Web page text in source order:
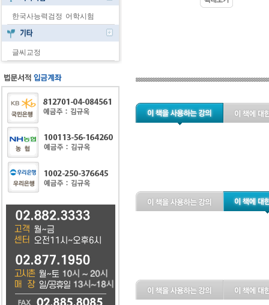
한국사능력검정 어학시험
글씨교정